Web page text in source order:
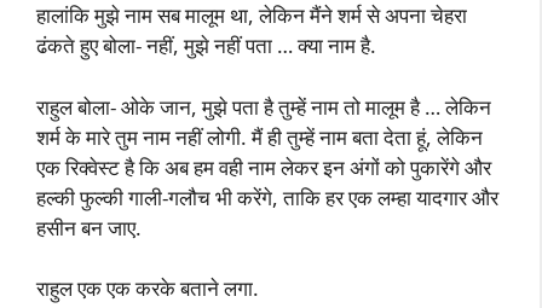
हालांकि मुझे नाम सब मालूम था, लेकिन मैंने शर्म से अपना चेहरा
ढंकते हुए बोला- नहीं, मुझे नहीं पता … क्या नाम है.
राहुल बोला- ओके जान, मुझे पता है तुम्हें नाम तो मालूम है … लेकिन
शर्म के मारे तुम नाम नहीं लोगी. मैं ही तुम्हें नाम बता देता हूं, लेकिन
एक रिक्वेस्ट है कि अब हम वही नाम लेकर इन अंगों को पुकारेंगे और
हल्की फुल्की गाली-गलौच भी करेंगे, ताकि हर एक लम्हा यादगार और
हसीन बन जाए.
राहुल एक एक करके बताने लगा.